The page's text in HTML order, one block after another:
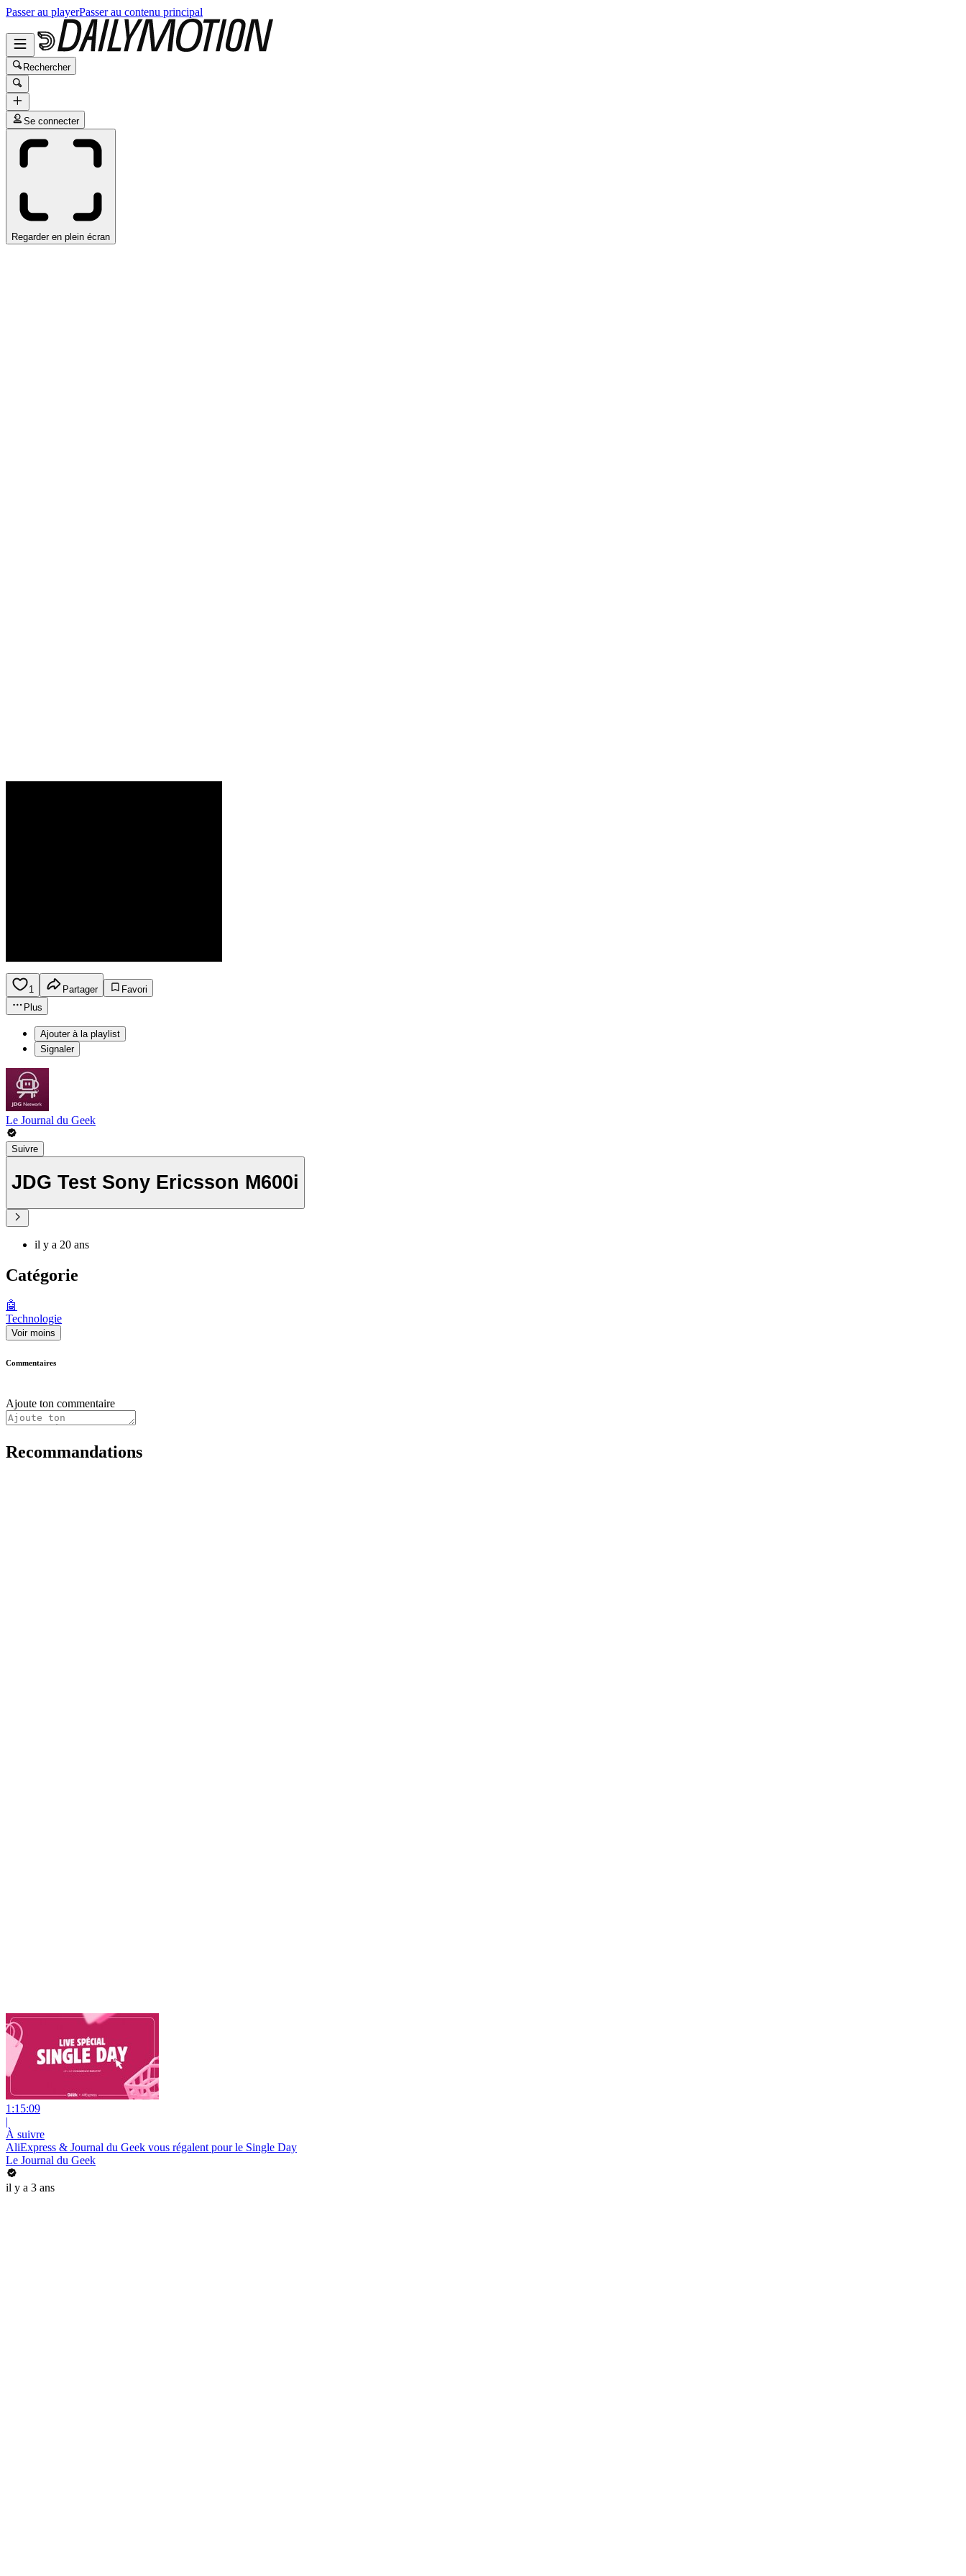
Passer au playerPasser au contenu principal
Rechercher
Se connecter
Regarder en plein écran
1 Partager
Favori
Plus
Ajouter à la playlist
Signaler
Le Journal du Geek
Suivre
JDG Test Sony Ericsson M600i
il y a 20 ans
Catégorie
🤖
Technologie
Voir moins
Commentaires
Ajoute ton commentaire
Recommandations
1:15:09
|
À suivre
AliExpress & Journal du Geek vous régalent pour le Single Day
Le Journal du Geek
il y a 3 ans